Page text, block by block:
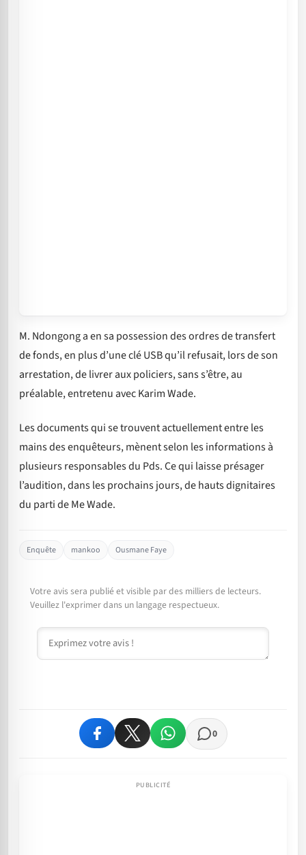
M. Ndongong a en sa possession des ordres de transfert
de fonds, en plus d’une clé USB qu’il refusait, lors de son
arrestation, de livrer aux policiers, sans s’être, au
préalable, entretenu avec Karim Wade.
Les documents qui se trouvent actuellement entre les
mains des enquêteurs, mènent selon les informations à
plusieurs responsables du Pds. Ce qui laisse présager
l’audition, dans les prochains jours, de hauts dignitaires
du parti de Me Wade.
Enquête mankoo Ousmane Faye
Votre avis sera publié et visible par des milliers de lecteurs.
Veuillez l'exprimer dans un langage respectueux.
Commentaire
0